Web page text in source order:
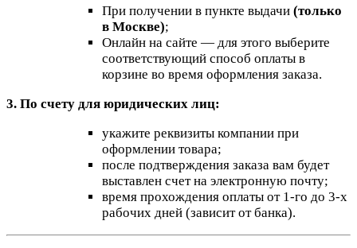
При получении в пункте выдачи (только
в Москве);
Онлайн на сайте — для этого выберите
соответствующий способ оплаты в
корзине во время оформления заказа.
3. По счету для юридических лиц:
укажите реквизиты компании при
оформлении товара;
после подтверждения заказа вам будет
выставлен счет на электронную почту;
время прохождения оплаты от 1-го до 3-х
рабочих дней (зависит от банка).